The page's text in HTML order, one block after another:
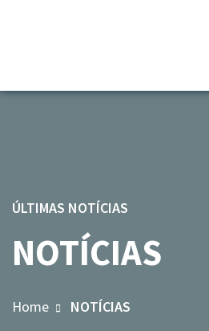
ÚLTIMAS NOTÍCIAS
NOTÍCIAS
Home NOTÍCIAS